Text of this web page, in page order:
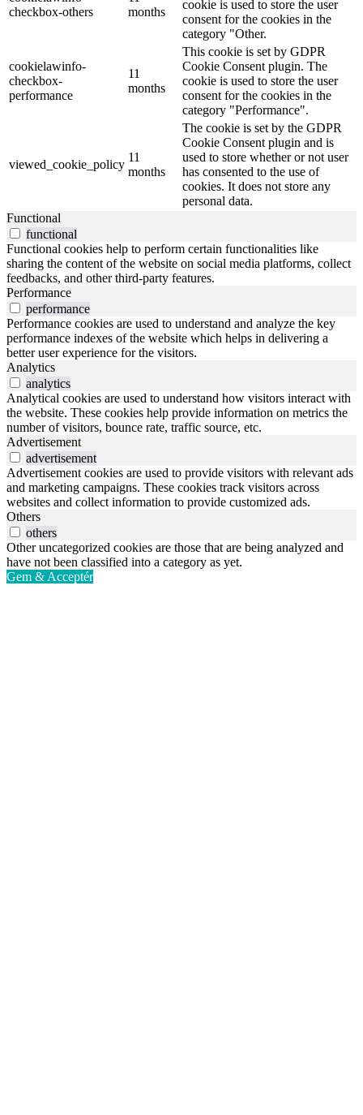
checkbox-others
months
cookie is used to store the user
consent for the cookies in the
category "Other.
cookielawinfo-
checkbox-
performance
11
months
This cookie is set by GDPR
Cookie Consent plugin. The
cookie is used to store the user
consent for the cookies in the
category "Performance".
viewed_cookie_policy
11
months
The cookie is set by the GDPR
Cookie Consent plugin and is
used to store whether or not user
has consented to the use of
cookies. It does not store any
personal data.
Functional
functional
Functional cookies help to perform certain functionalities like
sharing the content of the website on social media platforms, collect
feedbacks, and other third-party features.
Performance
performance
Performance cookies are used to understand and analyze the key
performance indexes of the website which helps in delivering a
better user experience for the visitors.
Analytics
analytics
Analytical cookies are used to understand how visitors interact with
the website. These cookies help provide information on metrics the
number of visitors, bounce rate, traffic source, etc.
Advertisement
advertisement
Advertisement cookies are used to provide visitors with relevant ads
and marketing campaigns. These cookies track visitors across
websites and collect information to provide customized ads.
Others
others
Other uncategorized cookies are those that are being analyzed and
have not been classified into a category as yet.
Gem & Acceptér